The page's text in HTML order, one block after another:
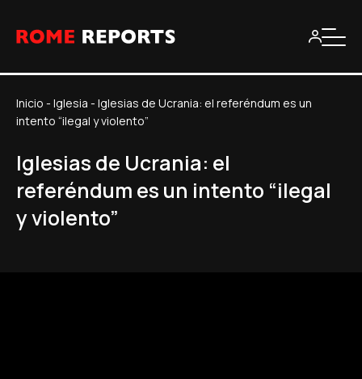
Inicio - Iglesia - Iglesias de Ucrania: el referéndum es un
intento “ilegal y violento”
Iglesias de Ucrania: el
referéndum es un intento “ilegal
y violento”